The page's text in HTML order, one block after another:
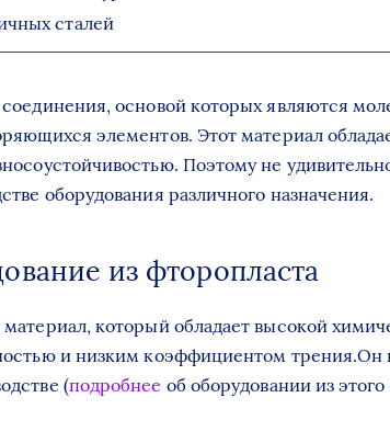
сталей
основой которых являются
элементов. Этот материал
Поэтому не
оборудования различного назначения.
из фторопласта
который обладает высокой
и низким коэффициентом трения.Он
(подробнее об оборудовании из